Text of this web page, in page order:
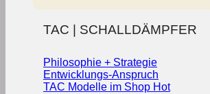
TAC | SCHALLDÄMPFER
Philosophie + Strategie
Entwicklungs-Anspruch
TAC Modelle im Shop